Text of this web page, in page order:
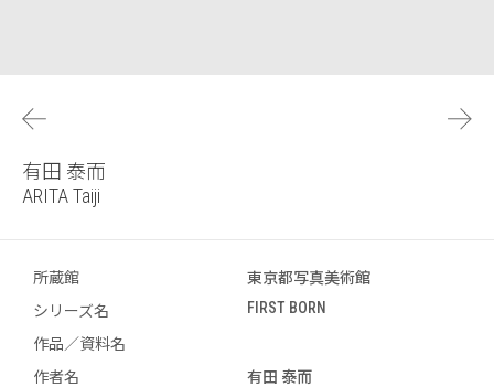
有田 泰而
ARITA Taiji
所蔵館
東京都写真美術館
シリーズ名
FIRST BORN
作品／資料名
作者名
有田 泰而